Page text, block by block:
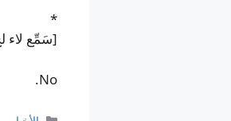
*
[سَمِّع لاء
No.